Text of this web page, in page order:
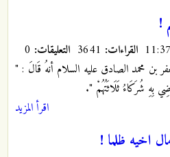
!
القراءات: التعليقات:
بن محمد الصادق عليه السلام أنهُ قَالَ : "
بِهِ شُرَكَاءُ ثَلَاثَتُهُمْ ".
اقرأ المزيد
اخيه ظلما !